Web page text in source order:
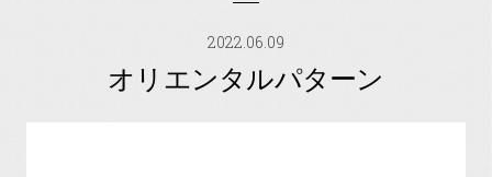
2022.06.09
オリエンタルパターン